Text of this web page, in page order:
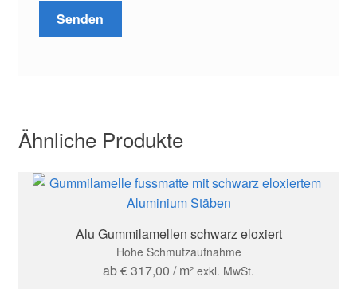
Ähnliche Produkte
Alu Gummilamellen schwarz eloxiert
Hohe Schmutzaufnahme
ab€317,00 / m² exkl. MwSt.